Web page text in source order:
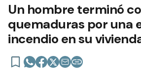
Un hombre terminó
quemaduras por una
incendio en su